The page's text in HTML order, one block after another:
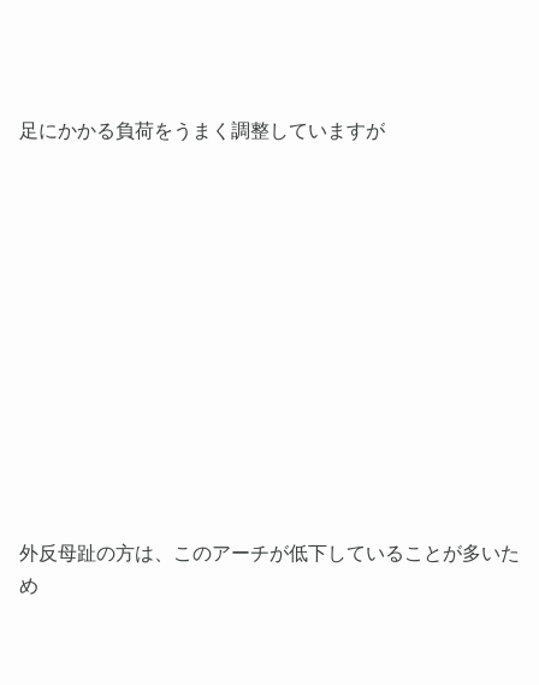
足にかかる負荷をうまく調整していますが
外反母趾の方は、このアーチが低下していることが多いた
め